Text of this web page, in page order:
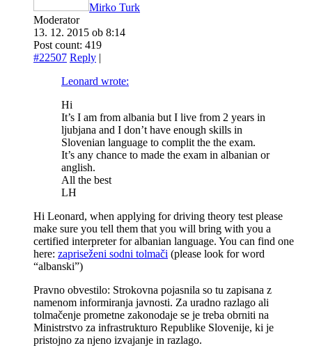
Mirko Turk
Moderator
13. 12. 2015 ob 8:14
Post count: 419
#22507 Reply |
Leonard wrote:
Hi
It’s I am from albania but I live from 2 years in
ljubjana and I don’t have enough skills in
Slovenian language to complit the the exam.
It’s any chance to made the exam in albanian or
anglish.
All the best
LH
Hi Leonard, when applying for driving theory test please
make sure you tell them that you will bring with you a
certified interpreter for albanian language. You can find one
here: zapriseženi sodni tolmači (please look for word
“albanski”)
Pravno obvestilo: Strokovna pojasnila so tu zapisana z
namenom informiranja javnosti. Za uradno razlago ali
tolmačenje prometne zakonodaje se je treba obrniti na
Ministrstvo za infrastrukturo Republike Slovenije, ki je
pristojno za njeno izvajanje in razlago.